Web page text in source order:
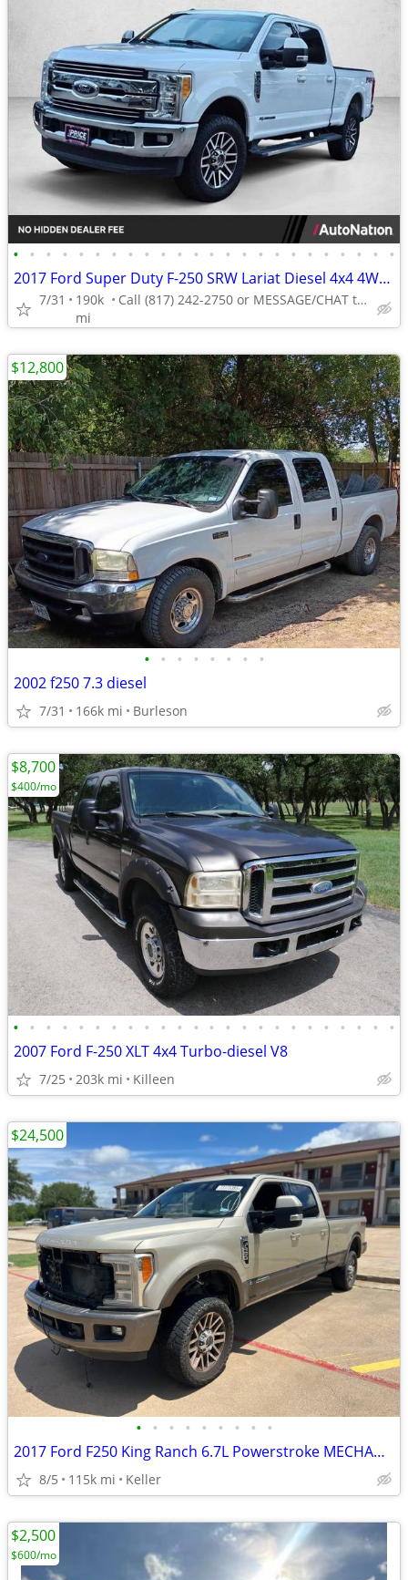
• • • • • • • • • • • • • • • • • • • • • • • •
2017 Ford Super Duty F-250 SRW Lariat Diesel 4x4 4WD F250 Truck Crew cab AUTONAT
7/31
190k
mi
Call (817) 242-2750 or MESSAGE/CHAT to confirm availability
• • • • • • • •
2002 f250 7.3 diesel
7/31 166k mi Burleson
$12,800
• • • • • • • • • • • • • • • • • • • • • • • •
2007 Ford F-250 XLT 4x4 Turbo-diesel V8
7/25 203k mi Killeen
$8,700
$400/mo
• • • • • • • • •
2017 Ford F250 King Ranch 6.7L Powerstroke MECHANIC SPECIAL!
8/5 115k mi Keller
$24,500
$2,500
$600/mo